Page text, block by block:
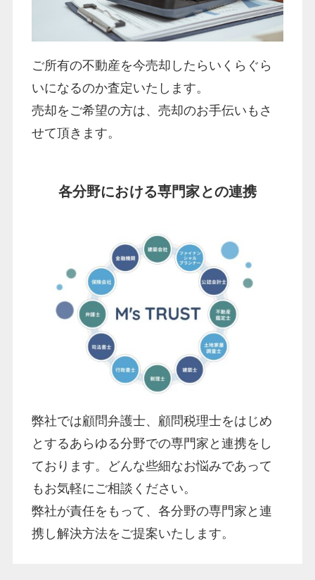
ご所有の不動産を今売却したらいくらぐら
いになるのか査定いたします。
売却をご希望の方は、売却のお手伝いもさ
せて頂きます。
各分野における専門家との連携
弊社では顧問弁護士、顧問税理士をはじめ
とするあらゆる分野での専門家と連携をし
ております。どんな些細なお悩みであって
もお気軽にご相談ください。
弊社が責任をもって、各分野の専門家と連
携し解決方法をご提案いたします。